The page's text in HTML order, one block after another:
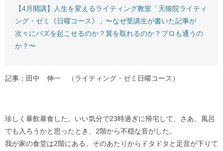
【4月開講】人生を変えるライティング教室「天狼院ライティ
ング・ゼミ《日曜コース》」〜なぜ受講生が書いた記事が
次々にバズを起こせるのか？賞を取れるのか？プロも通うの
か？〜
記事：田中 伸一 （ライティング・ゼミ日曜コース）
珍しく暴飲暴食した。いい気分で23時過ぎに帰宅して、さあ、風呂
でも入ろうかと思ったとき、2階から不穏な音がした。
我が家の食堂は2階にある。そのあたりからドタドタと足音が下りて